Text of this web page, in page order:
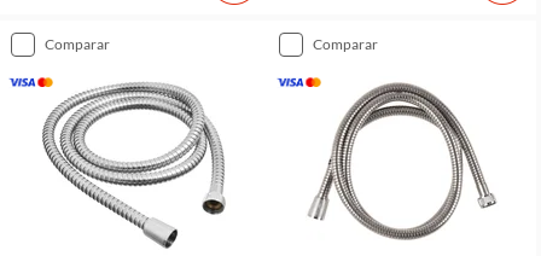
comparar comparar